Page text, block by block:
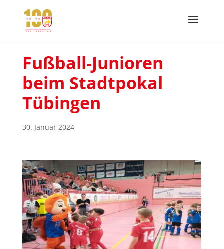
Fußball-Junioren
beim Stadtpokal
Tübingen
30. Januar 2024